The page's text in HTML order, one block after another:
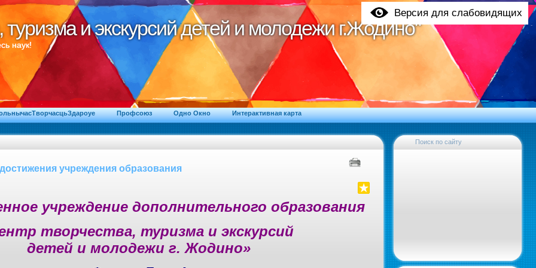
Версия для слабовидящих
туризма и экскурсий детей и молодежи г.Жодино"
туризма и экскурсий детей и молодежи г.Жодино"
наук!
Профсоюз Одно Окно Интерактивная карта
учреждения образования
учреждение дополнительного образования
творчества, туризма и экскурсий
детей и молодежи г. Жодино»
Поиск по сайту